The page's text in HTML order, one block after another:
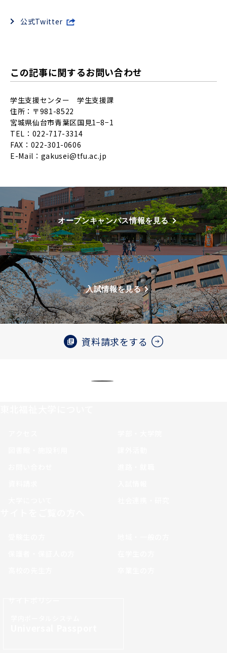
公式Twitter
この記事に関するお問い合わせ
学生支援センター 学生支援課
住所：〒981-8522
宮城県仙台市青葉区国見1−8−1
TEL：022-717-3314
FAX：022-301-0606
E-Mail： gakusei@tfu.ac.jp
オープンキャンパス情報を見る
入試情報を見る
資料請求をする